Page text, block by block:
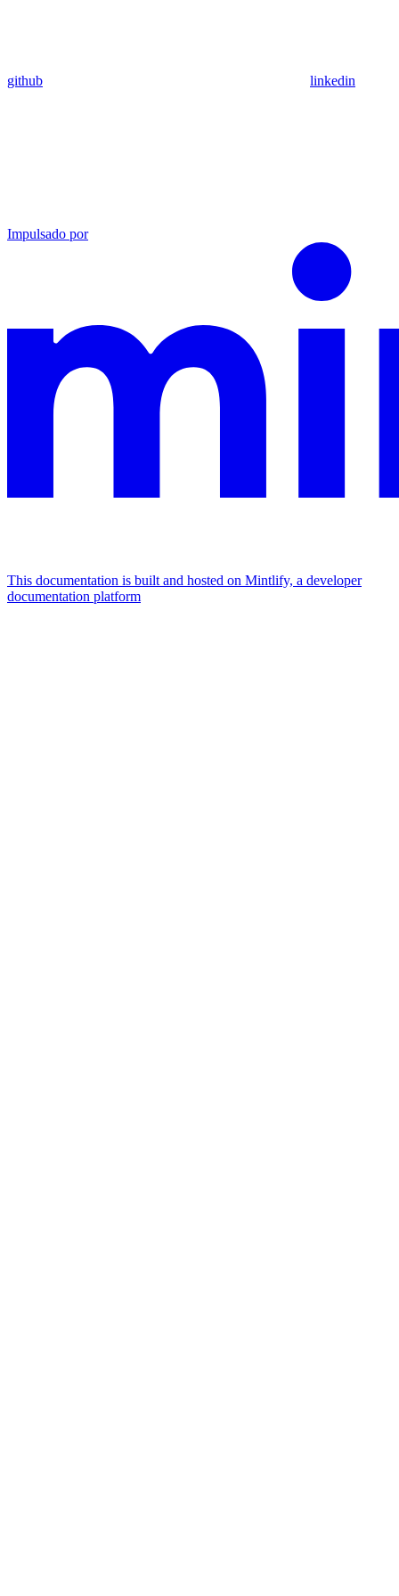
github linkedin
Impulsado por
This documentation is built and hosted on Mintlify, a developer
documentation platform